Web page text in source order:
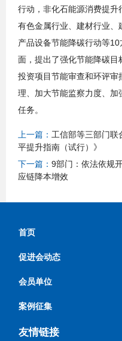
行动，非化石能源消费提升
有色金属行业、建材行业
产品设备节能降碳行动等
面，提出了强化节能降碳
投资项目节能审查和环评审
理、加大节能监察力度、
任务。
上一篇： 工信部等三部门联
平提升指南（试行）》
下一篇： 9部门：依法依规
应链降本增效
首页
促进会动态
会员单位
案例征集
友情链接